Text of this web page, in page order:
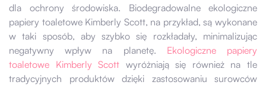
dla ochrony środowiska. Biodegradowalne ekologiczne
papiery toaletowe Kimberly Scott, na przykład, są wykonane
w taki sposób, aby szybko się rozkładały, minimalizując
negatywny wpływ na planetę. Ekologiczne papiery
toaletowe Kimberly Scott wyróżniają się również na tle
tradycyjnych produktów dzięki zastosowaniu surowców